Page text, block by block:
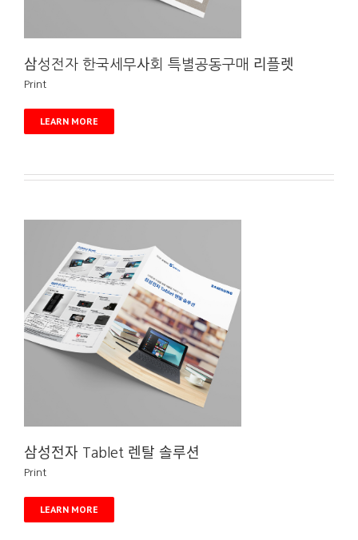
삼성전자 한국세무사회 특별공동구매 리플렛
Print
LEARN MORE
삼성전자 Tablet 렌탈 솔루션
Print
LEARN MORE